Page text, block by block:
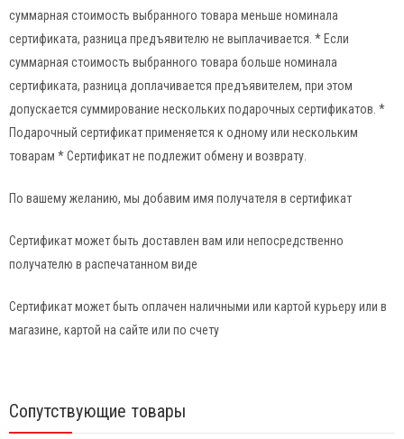
суммарная стоимость выбранного товара меньше номинала
сертификата, разница предъявителю не выплачивается. * Если
суммарная стоимость выбранного товара больше номинала
сертификата, разница доплачивается предъявителем, при этом
допускается суммирование нескольких подарочных сертификатов. *
Подарочный сертификат применяется к одному или нескольким
товарам * Сертификат не подлежит обмену и возврату.
По вашему желанию, мы добавим имя получателя в сертификат
Сертификат может быть доставлен вам или непосредственно
получателю в распечатанном виде
Сертификат может быть оплачен наличными или картой курьеру или в
магазине, картой на сайте или по счету
Сопутствующие товары